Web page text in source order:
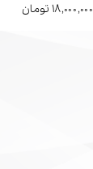
۱۸,۰۰۰,۰۰۰ تومان